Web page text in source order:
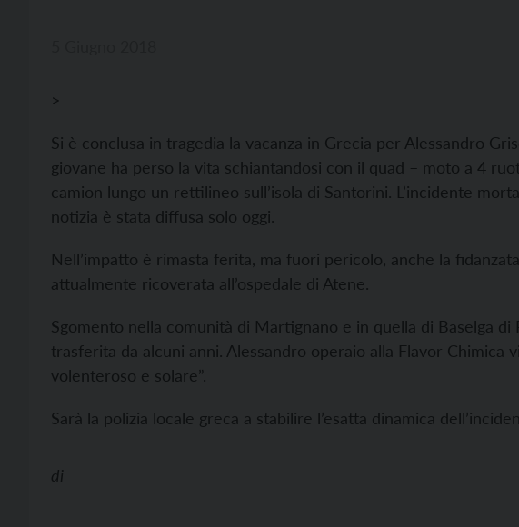
>
Si è conclusa in tragedia la vacanza in Grecia per Alessandro
giovane ha perso la vita schiantandosi con il quad – moto a 4
camion lungo un rettilineo sull’isola di Santorini. L’incidente
notizia è stata diffusa solo oggi.
Nell’impatto è rimasta ferita, ma fuori pericolo, anche la
attualmente ricoverata all’ospedale di Atene.
Sgomento nella comunità di Martignano e in quella di Baselga di
trasferita da alcuni anni. Alessandro operaio alla Flavor Chimica
volenteroso e solare”.
Sarà la polizia locale greca a stabilire l’esatta dinamica
di